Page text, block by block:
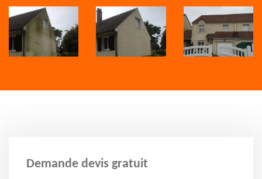
Demande devis gratuit